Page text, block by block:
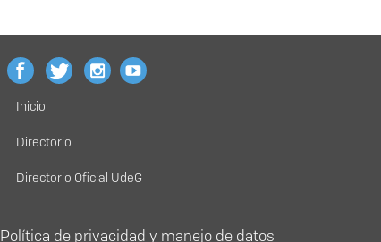
Menú
principal
Inicio
Directorio
Directorio Oficial UdeG
Política de privacidad y manejo de datos